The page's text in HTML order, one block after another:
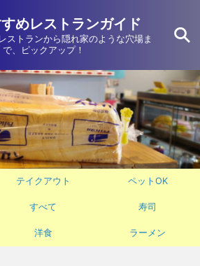
めレストランガイド
ストランから隠れ家のような穴場ま
で、ピックアップ！
テイクアウト ペットOK
すべて 寿司
洋食 ラーメン